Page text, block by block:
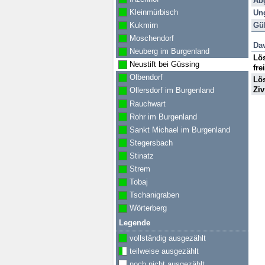
Kleinmürbisch
Kukmirn
Moschendorf
Neuberg im Burgenland
Neustift bei Güssing
Olbendorf
Ollersdorf im Burgenland
Rauchwart
Rohr im Burgenland
Sankt Michael im Burgenland
Stegersbach
Stinatz
Strem
Tobaj
Tschanigraben
Wörterberg
Legende
vollständig ausgezählt
teilweise ausgezählt